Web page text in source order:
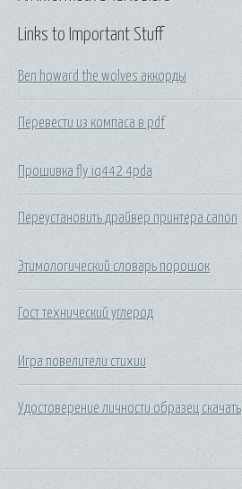
Links to Important Stuff
Ben howard the wolves аккорды
Перевести из компаса в pdf
Прошивка fly iq442 4pda
Переустановить драйвер принтера canon
Этимологический словарь порошок
Гост технический углерод
Игра повелители стихии
Удостоверение личности образец скачать